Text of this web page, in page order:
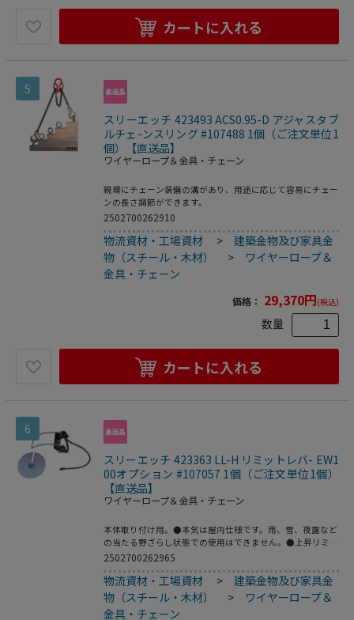
カートに入れる
5
スリーエッチ 423493 ACS0.95-D アジャスタブ
ルチェ-ンスリング #107488 1個（ご注文単位1
個）【直送品】
ワイヤーロープ＆金具・チェーン
親環にチェーン装備の溝があり、用途に応じて容易にチェー
ンの長さ調節ができます。
2502700262910
物流資材・工場資材 >建築金物及び家具金
物（スチール・木材）
> ワイヤーロープ＆
金具・チェーン
価格： 29,370円(税込)
数量
カートに入れる
6
スリーエッチ 423363 LL-H リミットレバ- EW1
00オプション #107057 1個（ご注文単位1個）
【直送品】
ワイヤーロープ＆金具・チェーン
本体取り付け用。●本気は屋内仕様です。雨、雪、夜露など
の当たる野ざらし状態での使用はできません。●上昇リミッ
ト専用です。下降時のリミットはできません。
2502700262965
物流資材・工場資材 >建築金物及び家具金
物（スチール・木材）
> ワイヤーロープ＆
金具・チェーン